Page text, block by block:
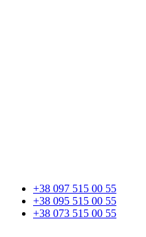
+38 097 515 00 55
+38 095 515 00 55
+38 073 515 00 55